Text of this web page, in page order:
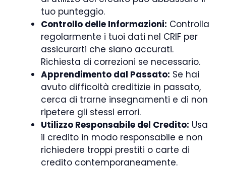
tuo punteggio.
Controllo delle Informazioni: Controlla
regolarmente i tuoi dati nel CRIF per
assicurarti che siano accurati.
Richiesta di correzioni se necessario.
Apprendimento dal Passato: Se hai
avuto difficoltà creditizie in passato,
cerca di trarne insegnamenti e di non
ripetere gli stessi errori.
Utilizzo Responsabile del Credito: Usa
il credito in modo responsabile e non
richiedere troppi prestiti o carte di
credito contemporaneamente.